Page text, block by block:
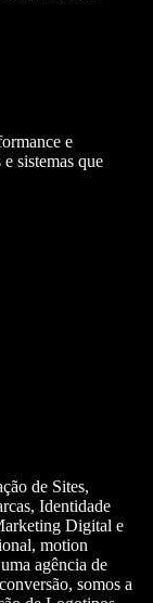
e
sistemas que
de Sites,
Identidade
Digital e
motion
agência de
somos a